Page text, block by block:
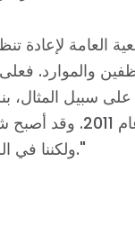
العامة لإعادة
والموارد.
كان عليه في أوائل
ولكننا في الرتب سمعنا الرسالة بوضوح: "أنجزوا أقل. انتهى."